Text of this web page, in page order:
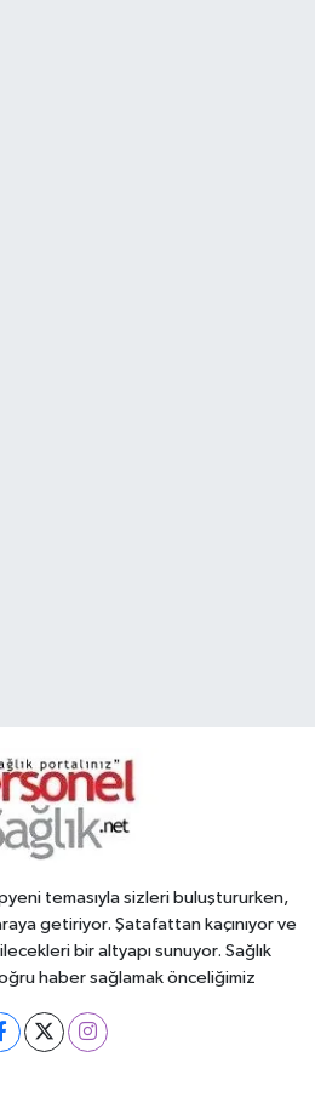
temasıyla sizleri buluştururken,
getiriyor. Şatafattan kaçınıyor ve
bir altyapı sunuyor. Sağlık
haber sağlamak önceliğimiz